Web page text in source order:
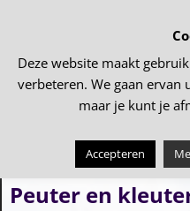
Bericht navigatie
Familiedag VV Tollebeek
Peuter en
Deze website maakt
verbeteren. We gaan ervan
maar je kunt je
Accepteren